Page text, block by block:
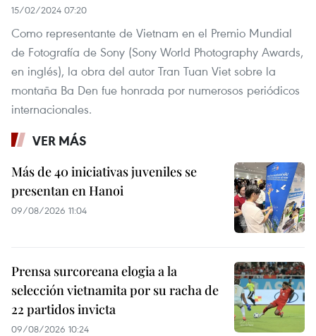
15/02/2024 07:20
Como representante de Vietnam en el Premio Mundial
de Fotografía de Sony (Sony World Photography Awards,
en inglés), la obra del autor Tran Tuan Viet sobre la
montaña Ba Den fue honrada por numerosos periódicos
internacionales.
VER MÁS
Más de 40 iniciativas juveniles se
presentan en Hanoi
09/08/2026 11:04
Prensa surcoreana elogia a la
selección vietnamita por su racha de
22 partidos invicta
09/08/2026 10:24